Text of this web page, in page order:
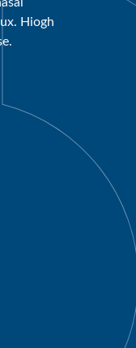
Hiogh